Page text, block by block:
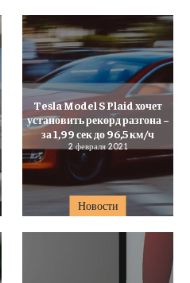
Новости
Tesla Model S Plaid хочет
установить рекорд разгона –
за 1,99 сек до 96,5 км/ч
2 февраля 2021